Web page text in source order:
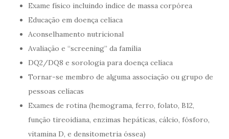
Exame físico incluindo índice de massa corpórea
Educação em doença celíaca
Aconselhamento nutricional
Avaliação e “screening” da família
DQ2/DQ8 e sorologia para doença celíaca
Tornar-se membro de alguma associação ou grupo de
pessoas celíacas
Exames de rotina (hemograma, ferro, folato, B12,
função tireoidiana, enzimas hepáticas, cálcio, fósforo,
vitamina D, e densitometria óssea)